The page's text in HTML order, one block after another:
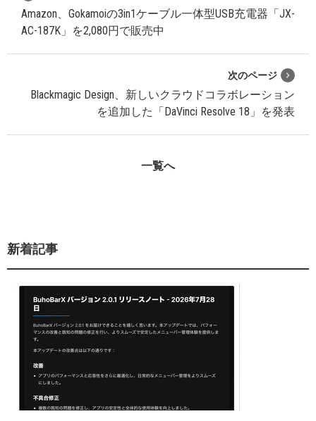
Amazon、Gokamoiの3in1ケーブル一体型USB充電器「JX-
AC-187K」を2,080円で販売中
次のページ
Blackmagic Design、新しいクラウドコラボレーション
を追加した「DaVinci Resolve 18」を発表
一覧へ
新着記事